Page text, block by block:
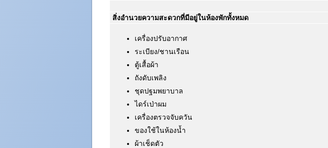
สิ่งอำนวยความสะดวกที่มีอยู่ในห้องพักทั้งหมด
เครื่องปรับอากาศ
ระเบียง/ชานเรือน
ตู้เสื้อผ้า
ถังดับเพลิง
ชุดปฐมพยาบาล
ไดร์เป่าผม
เครื่องตรวจจับควัน
ของใช้ในห้องน้ำ
ผ้าเช็ดตัว